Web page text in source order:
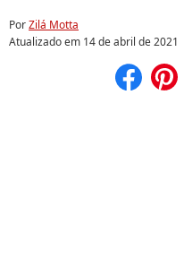
PorZilá Motta
Atualizado em 14 de abril de 2021